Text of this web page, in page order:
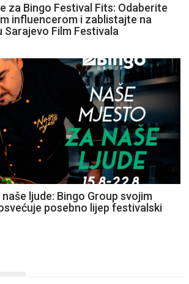
za Bingo Festival Fits: Odaberite
influencerom i zablistajte na
Sarajevo Film Festivala
ljude: Bingo Group svojim
posebno lijep festivalski